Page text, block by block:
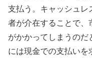
支払う。キャッシュレ
者が介在することで
がかかってしまうの
には現金での支払いを